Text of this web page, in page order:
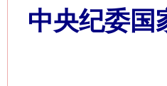
中央纪委国